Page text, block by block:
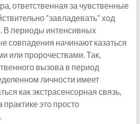
ответственная за чувственные
“завладевать” ход
В периоды интенсивных
начинают казаться
или пророчествами. Так,
вызова в период
личности имеет
как экстрасенсорная связь,
практике это просто